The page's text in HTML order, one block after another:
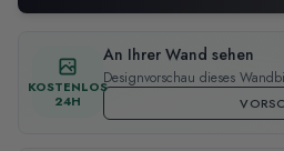
KOSTENLOS
24H
An Ihrer Wand sehen
Designvorschau dieses